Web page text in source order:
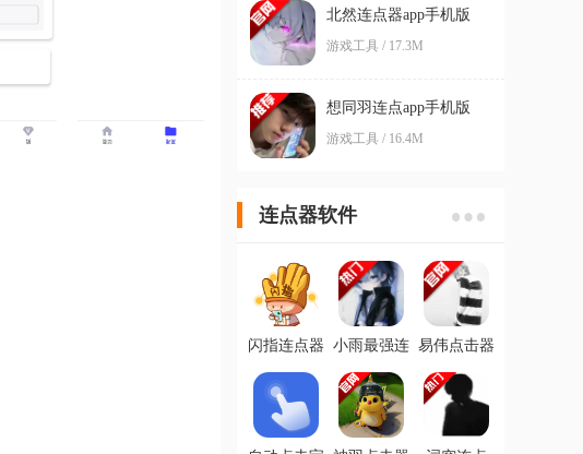
北然连点器app手机版
游戏工具 / 17.3M
想同羽连点app手机版
游戏工具 / 16.4M
连点器软件
闪指连点器 小雨最强连 易伟点击器
版